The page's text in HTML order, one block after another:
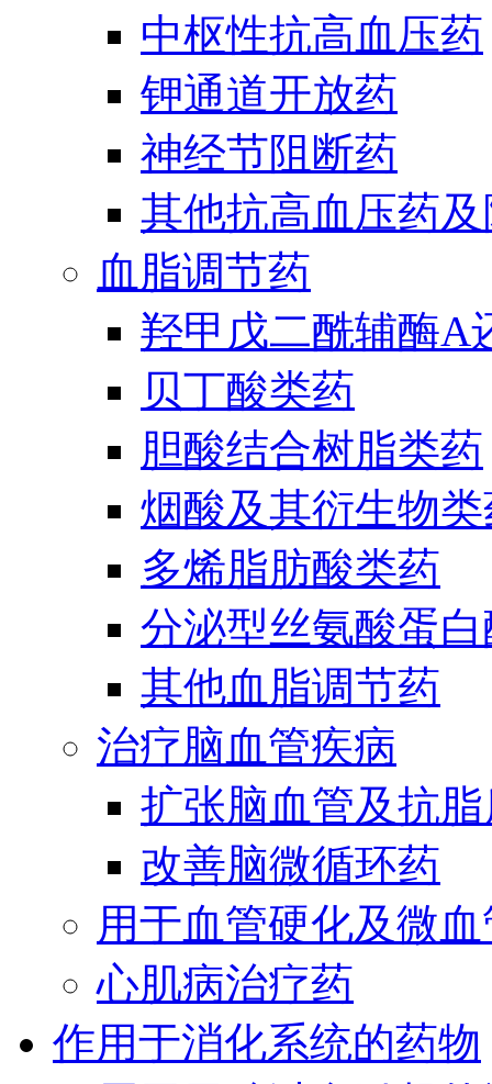
中枢性抗高血压药
钾通道开放药
神经节阻断药
其他抗高血压药
血脂调节药
羟甲戊二酰辅酶A
贝丁酸类药
胆酸结合树脂类药
烟酸及其衍生物
多烯脂肪酸类药
分泌型丝氨酸蛋
其他血脂调节药
治疗脑血管疾病
扩张脑血管及抗
改善脑微循环药
用于血管硬化及微
心肌病治疗药
作用于消化系统的药物